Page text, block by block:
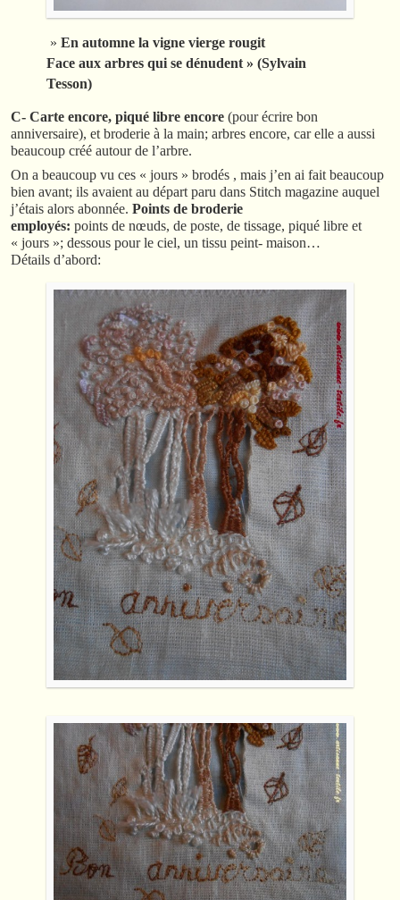
» En automne la vigne vierge rougit
Face aux arbres qui se dénudent » (Sylvain
Tesson)
C- Carte encore, piqué libre encore (pour écrire bon
anniversaire), et broderie à la main; arbres encore, car elle a aussi
beaucoup créé autour de l’arbre.
On a beaucoup vu ces « jours » brodés , mais j’en ai fait beaucoup
bien avant; ils avaient au départ paru dans Stitch magazine auquel
j’étais alors abonnée. Points de broderie
employés: points de nœuds, de poste, de tissage, piqué libre et
« jours »; dessous pour le ciel, un tissu peint- maison…
Détails d’abord: